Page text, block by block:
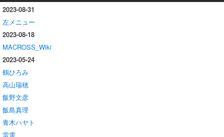
2023-08-31
左メニュー
2023-08-18
MACROSS_Wiki
2023-05-24
鶴ひろみ
高山瑞穂
飯野文彦
飯島真理
青木ハヤト
雷電